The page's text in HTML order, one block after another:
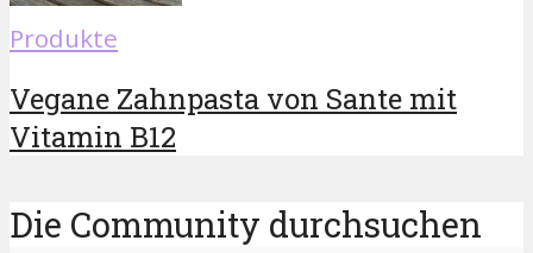
Produkte
Vegane Zahnpasta von Sante mit
Vitamin B12
Die Community durchsuchen